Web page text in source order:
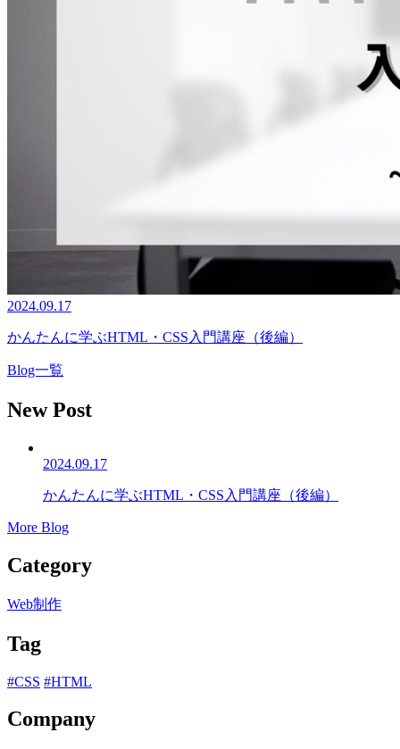
2024.09.17
かんたんに学ぶHTML・CSS入門講座（後編）
Blog一覧
New Post
2024.09.17
かんたんに学ぶHTML・CSS入門講座（後編）
More Blog
Category
Web制作
Tag
#CSS #HTML
Company